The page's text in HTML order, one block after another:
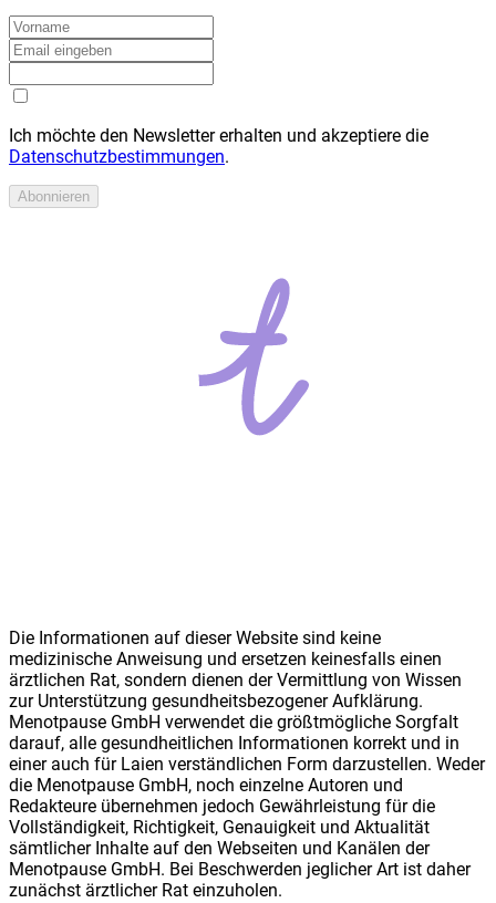
Ich möchte den Newsletter erhalten und akzeptiere die
Datenschutzbestimmungen.
Abonnieren
Die Informationen auf dieser Website sind keine
medizinische Anweisung und ersetzen keinesfalls einen
ärztlichen Rat, sondern dienen der Vermittlung von Wissen
zur Unterstützung gesundheitsbezogener Aufklärung.
Menotpause GmbH verwendet die größtmögliche Sorgfalt
darauf, alle gesundheitlichen Informationen korrekt und in
einer auch für Laien verständlichen Form darzustellen. Weder
die Menotpause GmbH, noch einzelne Autoren und
Redakteure übernehmen jedoch Gewährleistung für die
Vollständigkeit, Richtigkeit, Genauigkeit und Aktualität
sämtlicher Inhalte auf den Webseiten und Kanälen der
Menotpause GmbH. Bei Beschwerden jeglicher Art ist daher
zunächst ärztlicher Rat einzuholen.